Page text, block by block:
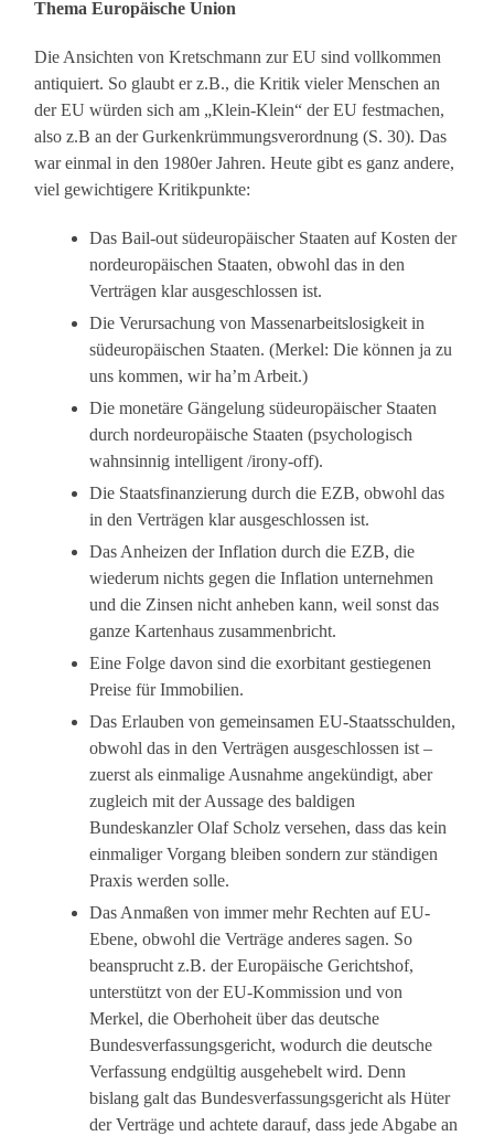
Thema Europäische Union
Die Ansichten von Kretschmann zur EU sind vollkommen
antiquiert. So glaubt er z.B., die Kritik vieler Menschen an
der EU würden sich am „Klein-Klein“ der EU festmachen,
also z.B an der Gurkenkrümmungsverordnung (S. 30). Das
war einmal in den 1980er Jahren. Heute gibt es ganz andere,
viel gewichtigere Kritikpunkte:
Das Bail-out südeuropäischer Staaten auf Kosten der
nordeuropäischen Staaten, obwohl das in den
Verträgen klar ausgeschlossen ist.
Die Verursachung von Massenarbeitslosigkeit in
südeuropäischen Staaten. (Merkel: Die können ja zu
uns kommen, wir ha’m Arbeit.)
Die monetäre Gängelung südeuropäischer Staaten
durch nordeuropäische Staaten (psychologisch
wahnsinnig intelligent /irony-off).
Die Staatsfinanzierung durch die EZB, obwohl das
in den Verträgen klar ausgeschlossen ist.
Das Anheizen der Inflation durch die EZB, die
wiederum nichts gegen die Inflation unternehmen
und die Zinsen nicht anheben kann, weil sonst das
ganze Kartenhaus zusammenbricht.
Eine Folge davon sind die exorbitant gestiegenen
Preise für Immobilien.
Das Erlauben von gemeinsamen EU-Staatsschulden,
obwohl das in den Verträgen ausgeschlossen ist –
zuerst als einmalige Ausnahme angekündigt, aber
zugleich mit der Aussage des baldigen
Bundeskanzler Olaf Scholz versehen, dass das kein
einmaliger Vorgang bleiben sondern zur ständigen
Praxis werden solle.
Das Anmaßen von immer mehr Rechten auf EU-
Ebene, obwohl die Verträge anderes sagen. So
beansprucht z.B. der Europäische Gerichtshof,
unterstützt von der EU-Kommission und von
Merkel, die Oberhoheit über das deutsche
Bundesverfassungsgericht, wodurch die deutsche
Verfassung endgültig ausgehebelt wird. Denn
bislang galt das Bundesverfassungsgericht als Hüter
der Verträge und achtete darauf, dass jede Abgabe an